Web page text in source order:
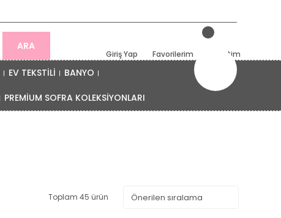
ARA
Giriş Yap Favorilerim Sepetim
EV TEKSTİLİ BANYO
PREMİUM SOFRA KOLEKSİYONLARI
Toplam 45 ürün